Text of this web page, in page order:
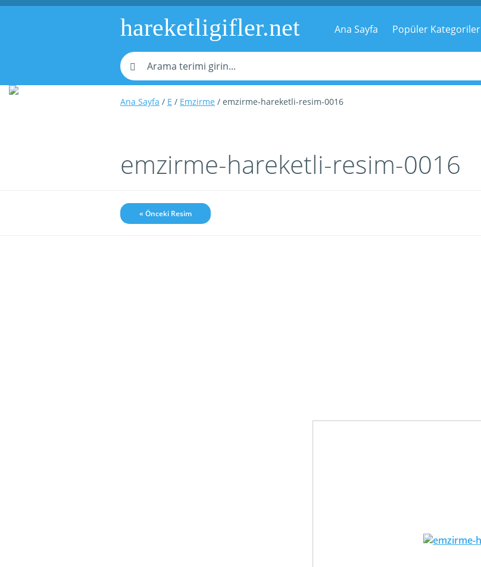
hareketligifler.net Ana Sayfa Popüler Kategoriler
Ana Sayfa / E / Emzirme / emzirme-hareketli-resim-0016
emzirme-hareketli-resim-0016
« Önceki Resim